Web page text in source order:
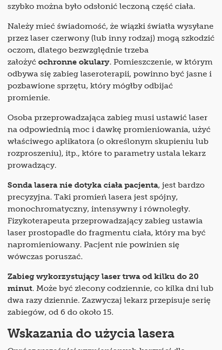
szybko można było odsłonić leczoną część ciała.
Należy mieć świadomość, że wiązki światła wysyłane
przez laser czerwony (lub inny rodzaj) mogą szkodzić
oczom, dlatego bezwzględnie trzeba
założyć ochronne okulary. Pomieszczenie, w którym
odbywa się zabieg laseroterapii, powinno być jasne i
pozbawione sprzętu, który mógłby odbijać
promienie.
Osoba przeprowadzająca zabieg musi ustawić laser
na odpowiednią moc i dawkę promieniowania, użyć
właściwego aplikatora (o określonym skupieniu lub
rozproszeniu), itp., które to parametry ustala lekarz
prowadzący.
Sonda lasera nie dotyka ciała pacjenta, jest bardzo
precyzyjna. Taki promień lasera jest spójny,
monochromatyczny, intensywny i równoległy.
Fizykoterapeuta przeprowadzający zabieg ustawia
laser prostopadle do fragmentu ciała, który ma być
napromieniowany. Pacjent nie powinien się
wówczas poruszać.
Zabieg wykorzystujący laser trwa od kilku do 20
minut. Może być zlecony codziennie, co kilka dni lub
dwa razy dziennie. Zazwyczaj lekarz przepisuje serię
zabiegów, od 6 do około 15.
Wskazania do użycia lasera